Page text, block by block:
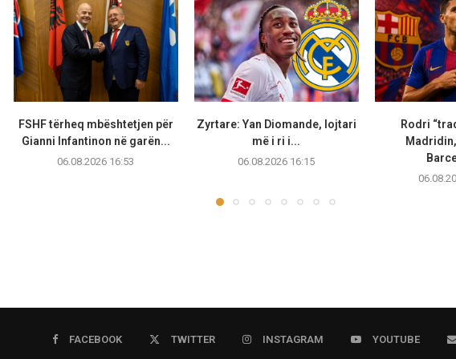
FSHF tërheq mbështetjen për
Gianni Infantinon në garën...
06.08.2026 16:53
Zyrtare: Yan Diomande, lojtari
më i ri i...
06.08.2026 16:15
Rodri
FACEBOOK TWITTER INSTAGRAM YOUTUBE